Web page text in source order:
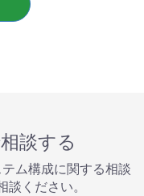
談する
ム構成に関する相談
ください。